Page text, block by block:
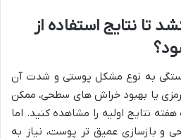
نتایج استفاده از
به نوع مشکل پوستی و شدت آن
یا بهبود خراش های سطحی، ممکن
نتایج اولیه را مشاهده کنید. اما
بازسازی عمیق تر پوست، نیاز به